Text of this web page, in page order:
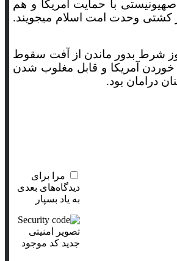
با حمایت آمریکا و هم
کشتی وحدت امت اسلام میجویند.
سوز شرط بدور ماندن از آفت سقوط
آمریکا و قابل مغلوب شدن
درامان بود.
مرا برای
دیدگاه‌های بعدی
به یاد بسپار
تصویر امنیتی
جدید کد موجود